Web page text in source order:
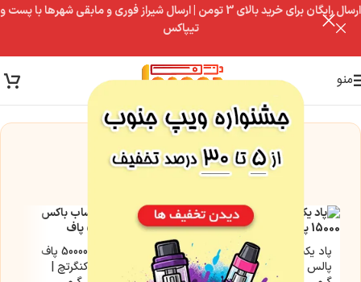
ارسال رایگان برای خرید بالای 3 تومن | ارسال شیراز فوری و مابقی شهرها با پست و
تیپاکس
منو
این مدل فعلاً موجود نیست
اما این گزینه‌ها رو از دست نده
پاد یکبار مصرف 15000 پاف
پالس ریترنز | نیکوتین 50 میلی
ویپ یکبار مصرف 50000 پاف
ساب باکس میت کنگرتچ |